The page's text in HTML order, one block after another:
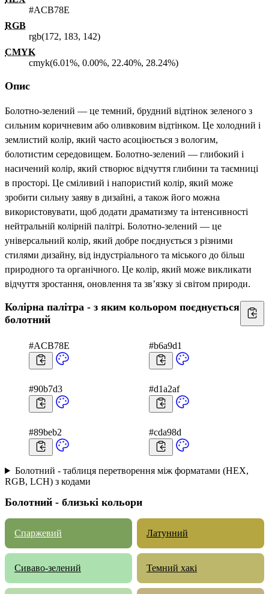
#ACB78E
RGB
rgb(172, 183, 142)
CMYK
cmyk(6.01%, 0.00%, 22.40%, 28.24%)
Опис
Болотно-зелений — це темний, брудний відтінок зеленого з
сильним коричневим або оливковим відтінком. Це холодний і
землистий колір, який часто асоціюється з вологим,
болотистим середовищем. Болотно-зелений — глибокий і
насичений колір, який створює відчуття глибини та таємниці
в просторі. Це сміливий і напористий колір, який може
зробити сильну заяву в дизайні, а також його можна
використовувати, щоб додати драматизму та інтенсивності
нейтральній колірній палітрі. Болотно-зелений — це
універсальний колір, який добре поєднується з різними
стилями дизайну, від індустріального та міського до більш
природного та органічного. Це колір, який може викликати
відчуття зростання, оновлення та зв’язку зі світом природи.
Колірна палітра - з яким кольором поєднується
болотний
#ACB78E #b6a9d1
#90b7d3 #d1a2af
#89beb2 #cda98d
Болотний - таблиця перетворення між форматами (HEX,
RGB, LCH) з кодами
Болотний - близькі кольори
Спаржевий Латунний
Сиваво-зелений Темний хакі